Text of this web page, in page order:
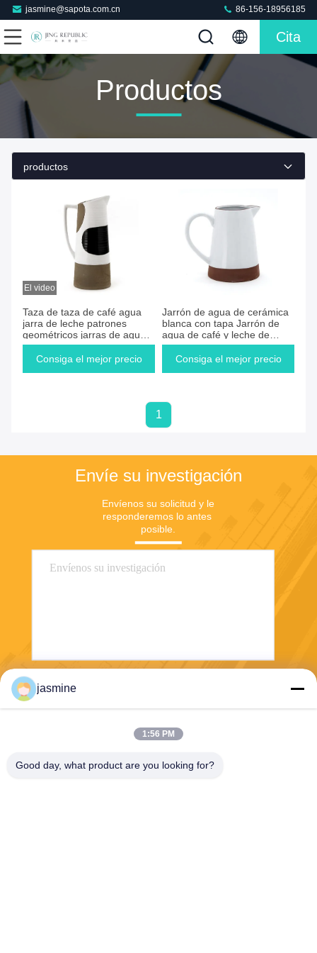
jasmine@sapota.com.cn 86-156-18956185
Cita
Productos
productos
El video
Taza de taza de café agua
jarra de leche patrones
geométricos jarras de agua
cerámicas macetas de agua
y teteras alimentos
Consiga el mejor precio
Jarrón de agua de cerámica
blanca con tapa Jarrón de
agua de café y leche de
fabricación multicolor
Consiga el mejor precio
1
Envíe su investigación
Envíenos su solicitud y le
responderemos lo antes
posible.
jasmine
1:56 PM
Good day, what product are you looking for?